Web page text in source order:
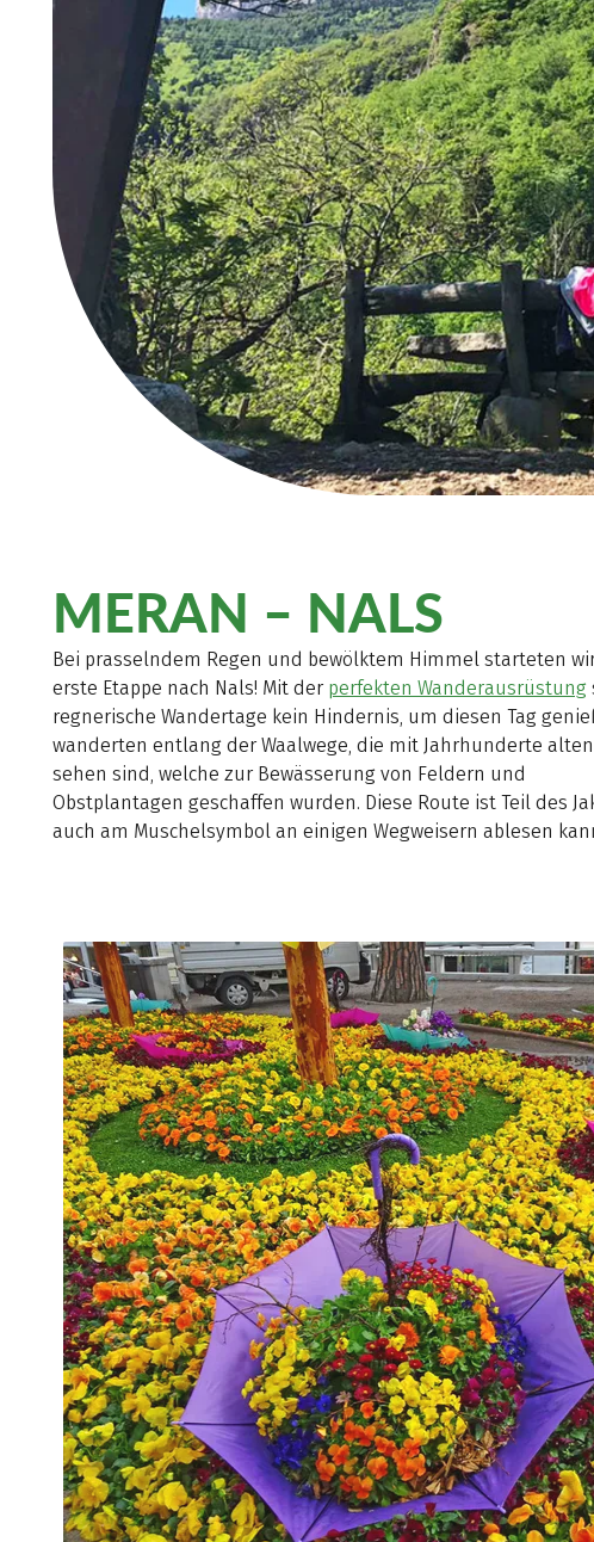
MERAN – NALS
Bei prasselndem Regen und bewölktem Himmel starteten
erste Etappe nach Nals! Mit der perfekten Wanderausrüstung
regnerische Wandertage kein Hindernis, um diesen Tag
wanderten entlang der Waalwege, die mit Jahrhunderte alten
sehen sind, welche zur Bewässerung von Feldern und
Obstplantagen geschaffen wurden. Diese Route ist Teil des
auch am Muschelsymbol an einigen Wegweisern ablesen